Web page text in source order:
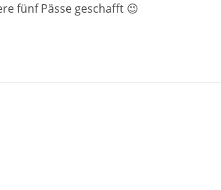
fünf Pässe geschafft 😉